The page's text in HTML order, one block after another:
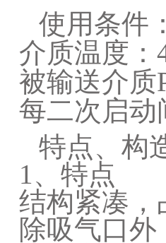
使用条件
介质温度
被输送介质
每二次启动
特点、构
1、特点
结构紧凑，
除吸气口